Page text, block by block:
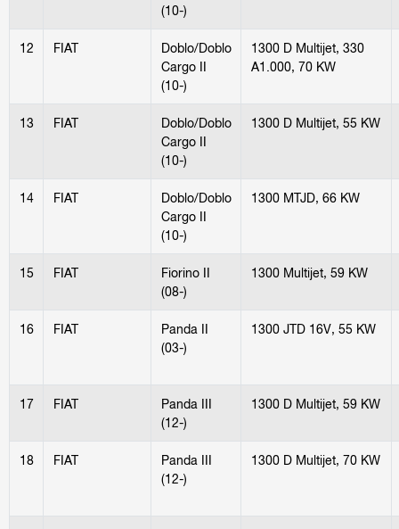
(10-)
12 FIAT
Doblo/Doblo
Cargo II
(10-)
1300 D Multijet, 330
A1.000, 70 KW
13 FIAT
Doblo/Doblo
Cargo II
(10-)
1300 D Multijet, 55 KW
14 FIAT
Doblo/Doblo
Cargo II
(10-)
1300 MTJD, 66 KW
15 FIAT
Fiorino II
(08-)
1300 Multijet, 59 KW
16 FIAT
Panda II
(03-)
1300 JTD 16V, 55 KW
17 FIAT
Panda III
(12-)
1300 D Multijet, 59 KW
18 FIAT
Panda III
(12-)
1300 D Multijet, 70 KW